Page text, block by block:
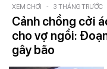
XEM CHƠI - 3 THÁNG TRƯỚC
Cảnh chồng cởi
cho vợ ngồi:
gây bão